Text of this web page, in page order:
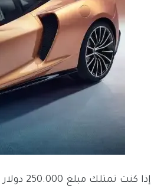
إذا كنت تمتلك مبلغ 250.000 دولار أمريكي وترغب في الحصول على